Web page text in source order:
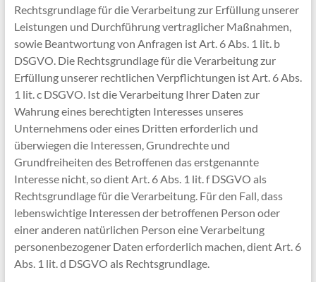
Rechtsgrundlage für die Verarbeitung zur Erfüllung unserer
Leistungen und Durchführung vertraglicher Maßnahmen,
sowie Beantwortung von Anfragen ist Art. 6 Abs. 1 lit. b
DSGVO. Die Rechtsgrundlage für die Verarbeitung zur
Erfüllung unserer rechtlichen Verpflichtungen ist Art. 6 Abs.
1 lit. c DSGVO. Ist die Verarbeitung Ihrer Daten zur
Wahrung eines berechtigten Interesses unseres
Unternehmens oder eines Dritten erforderlich und
überwiegen die Interessen, Grundrechte und
Grundfreiheiten des Betroffenen das erstgenannte
Interesse nicht, so dient Art. 6 Abs. 1 lit. f DSGVO als
Rechtsgrundlage für die Verarbeitung. Für den Fall, dass
lebenswichtige Interessen der betroffenen Person oder
einer anderen natürlichen Person eine Verarbeitung
personenbezogener Daten erforderlich machen, dient Art. 6
Abs. 1 lit. d DSGVO als Rechtsgrundlage.